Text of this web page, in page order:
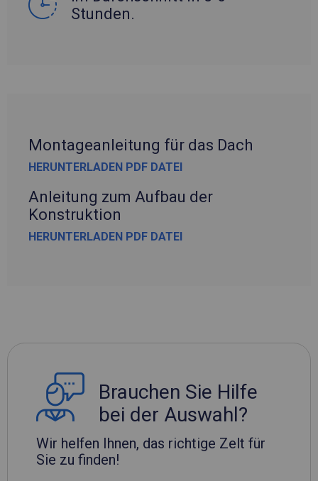
Stunden.
Montageanleitung für das Dach
HERUNTERLADEN PDF DATEI
Anleitung zum Aufbau der
Konstruktion
HERUNTERLADEN PDF DATEI
Brauchen Sie Hilfe
bei der Auswahl?
Wir helfen Ihnen, das richtige Zelt für
Sie zu finden!